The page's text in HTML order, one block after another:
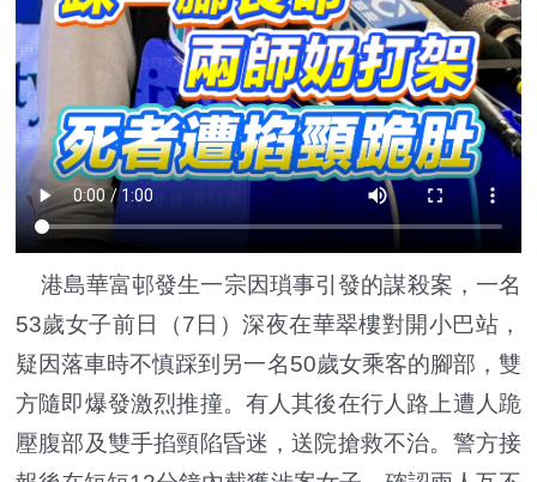
港島華富邨發生一宗因瑣事引發的謀殺案，一名
53歲女子前日（7日）深夜在華翠樓對開小巴站，
疑因落車時不慎踩到另一名50歲女乘客的腳部，雙
方隨即爆發激烈推撞。有人其後在行人路上遭人跪
壓腹部及雙手掐頸陷昏迷，送院搶救不治。警方接